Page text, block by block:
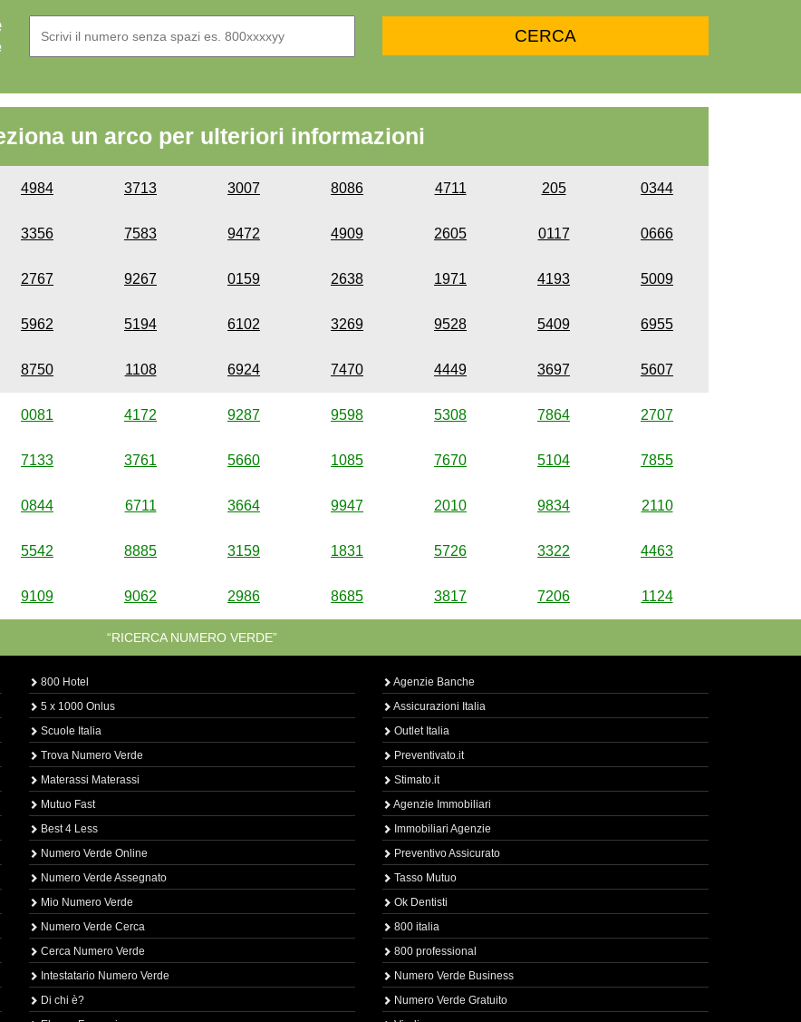
un arco per ulteriori informazioni
4984 3713 3007 8086 4711 205 0344
3356 7583 9472 4909 2605 0117 0666
2767 9267 0159 2638 1971 4193 5009
5962 5194 6102 3269 9528 5409 6955
8750 1108 6924 7470 4449 3697 5607
0081 4172 9287 9598 5308 7864 2707
7133 3761 5660 1085 7670 5104 7855
0844 6711 3664 9947 2010 9834 2110
5542 8885 3159 1831 5726 3322 4463
9109 9062 2986 8685 3817 7206 1124
“RICERCA NUMERO VERDE”
800 Hotel
5 x 1000 Onlus
Scuole Italia
Trova Numero Verde
Materassi Materassi
Mutuo Fast
Best 4 Less
Numero Verde Online
Numero Verde Assegnato
Mio Numero Verde
Numero Verde Cerca
Cerca Numero Verde
Intestatario Numero Verde
Di chi è?
Agenzie Banche
Assicurazioni Italia
Outlet Italia
Preventivato.it
Stimato.it
Agenzie Immobiliari
Immobiliari Agenzie
Preventivo Assicurato
Tasso Mutuo
Ok Dentisti
800 italia
800 professional
Numero Verde Business
Numero Verde Gratuito